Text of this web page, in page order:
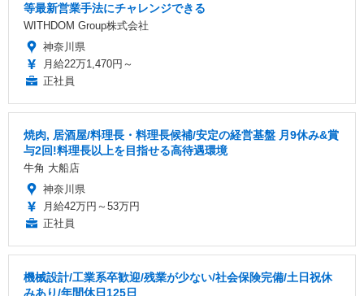
等最新営業手法にチャレンジできる
WITHDOM Group株式会社
神奈川県
月給22万1,470円～
正社員
焼肉, 居酒屋/料理長・料理長候補/安定の経営基盤 月9休み&賞
与2回!料理長以上を目指せる高待遇環境
牛角 大船店
神奈川県
月給42万円～53万円
正社員
機械設計/工業系卒歓迎/残業が少ない/社会保険完備/土日祝休
みあり/年間休日125日